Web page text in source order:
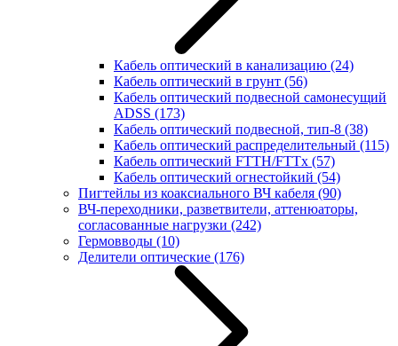
Кабель оптический в канализацию (24)
Кабель оптический в грунт (56)
Кабель оптический подвесной самонесущий
ADSS (173)
Кабель оптический подвесной, тип-8 (38)
Кабель оптический распределительный (115)
Кабель оптический FTTH/FTTx (57)
Кабель оптический огнестойкий (54)
Пигтейлы из коаксиального ВЧ кабеля (90)
ВЧ-переходники, разветвители, аттенюаторы,
согласованные нагрузки (242)
Гермовводы (10)
Делители оптические (176)